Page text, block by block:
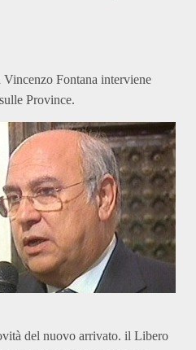
Fontana interviene
Province.
del nuovo arrivato. il Libero